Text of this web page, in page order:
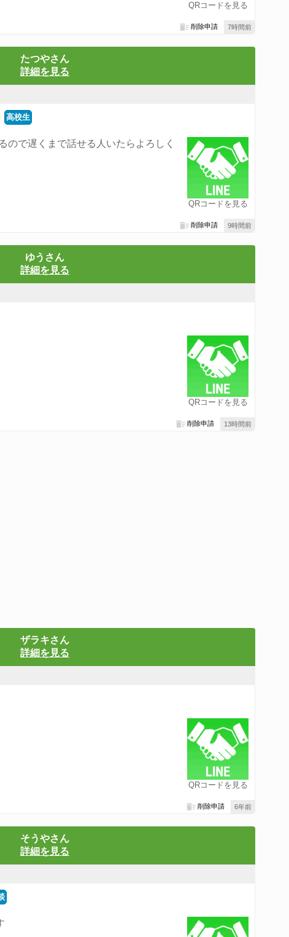
QRコードを見る
7時間前
削除申請
たつやさん
詳細を見る
高校生
QRコードを見る
ので遅くまで話せる人いたらよろしく
9時間前
削除申請
ゆうさん
詳細を見る
QRコードを見る
13時間前
削除申請
ザラキさん
詳細を見る
QRコードを見る
6年前
削除申請
そうやさん
詳細を見る